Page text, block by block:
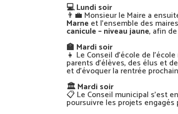
💻 Lundi soir
👨‍💼 Monsieur le Maire a
Marne et l’ensemble des
canicule – niveau jaune, afin
🏫 Mardi soir
👧 Le Conseil d’école de
parents d’élèves, des élus et
et d’évoquer la rentrée
🏛️ Mardi soir
📋 Le Conseil municipal s’est
poursuivre les projets engagés